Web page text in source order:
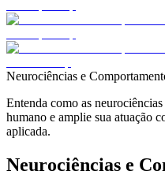
Neurociências e
Entenda como as
humano e amplie sua atuação
aplicada.
Neurociências e